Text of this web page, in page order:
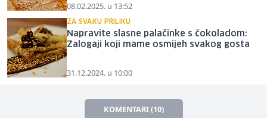
08.02.2025. u 13:52
ZA SVAKU PRILIKU
Napravite slasne palačinke s čokoladom:
Zalogaji koji mame osmijeh svakog gosta
31.12.2024. u 10:00
KOMENTARI (10)